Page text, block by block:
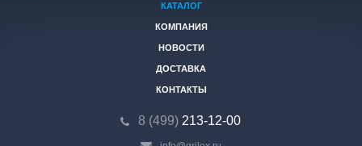
КАТАЛОГ
КОМПАНИЯ
НОВОСТИ
ДОСТАВКА
КОНТАКТЫ
8 (499) 213-12-00